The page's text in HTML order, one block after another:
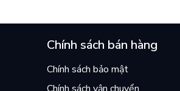
Chính sách bán hàng
Chính sách bảo mật